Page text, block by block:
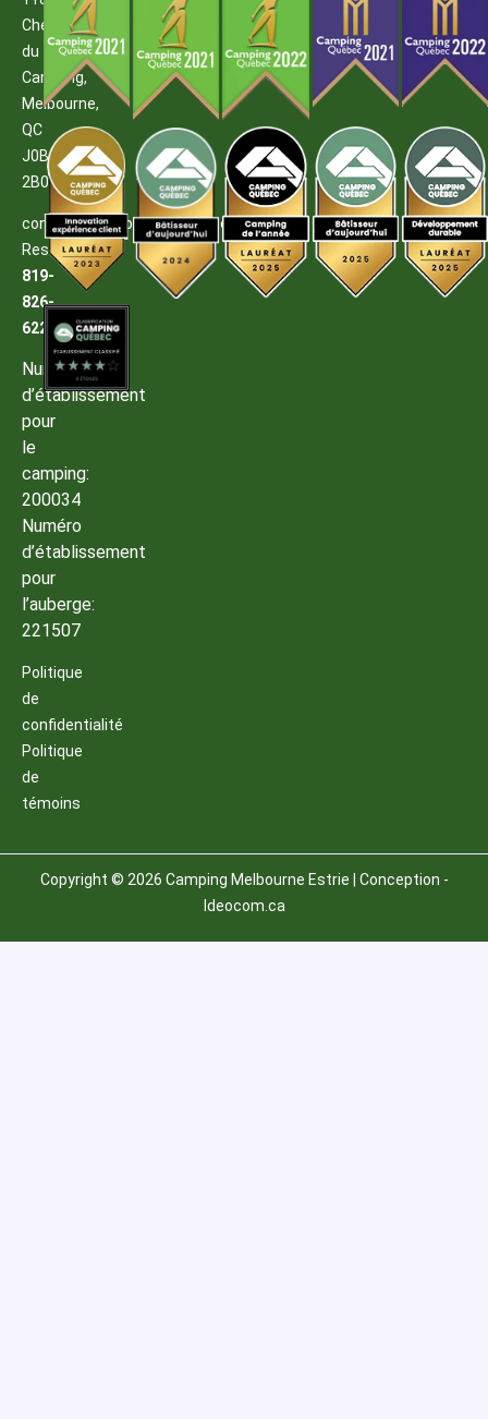
Chemin
du
Camping,
Melbourne,
QC
J0B
2B0
contact@campingmelbourne.com
Reservations:
819-
826-
6222
Numéro
d’établissement
pour
le
camping:
200034
Numéro
d’établissement
pour
l’auberge:
221507
Politique
de
confidentialité
Politique
de
témoins
Copyright © 2026 Camping Melbourne Estrie | Conception -
Ideocom.ca